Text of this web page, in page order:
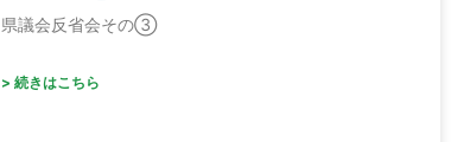
県議会反省会その③
> 続きはこちら